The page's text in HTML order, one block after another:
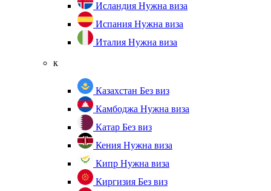
Исландия Нужна виза
Испания Нужна виза
Италия Нужна виза
к
Казахстан Без виз
Камбоджа Нужна виза
Катар Без виз
Кения Нужна виза
Кипр Нужна виза
Киргизия Без виз